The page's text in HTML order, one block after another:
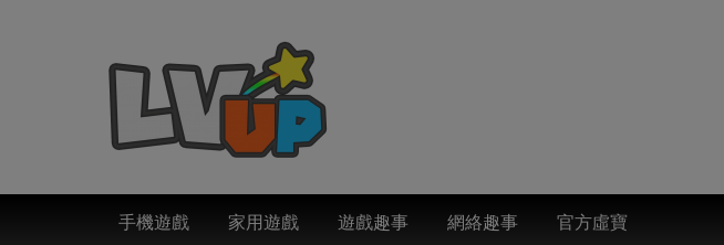
手機遊戲 家用遊戲 遊戲趣事 網絡趣事 官方虛寶